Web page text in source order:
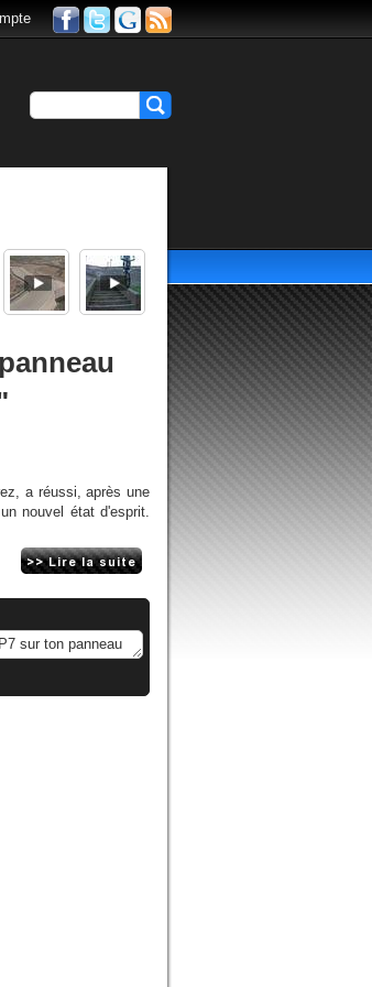
a réussi, après une
nouvel état d'esprit.